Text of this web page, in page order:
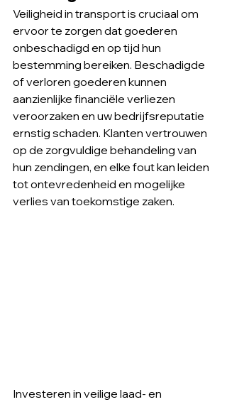
Veiligheid in transport is cruciaal om
ervoor te zorgen dat goederen
onbeschadigd en op tijd hun
bestemming bereiken. Beschadigde
of verloren goederen kunnen
aanzienlijke financiële verliezen
veroorzaken en uw bedrijfsreputatie
ernstig schaden. Klanten vertrouwen
op de zorgvuldige behandeling van
hun zendingen, en elke fout kan leiden
tot ontevredenheid en mogelijke
verlies van toekomstige zaken.
Investeren in veilige laad- en